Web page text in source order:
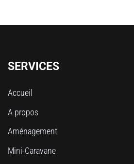
SERVICES
Accueil
A propos
Aménagement
Mini-Caravane